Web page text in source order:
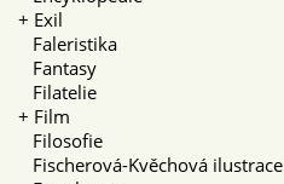
+ Exil
Faleristika
Fantasy
Filatelie
+ Film
Filosofie
Fischerová-Kvěchová ilustrace